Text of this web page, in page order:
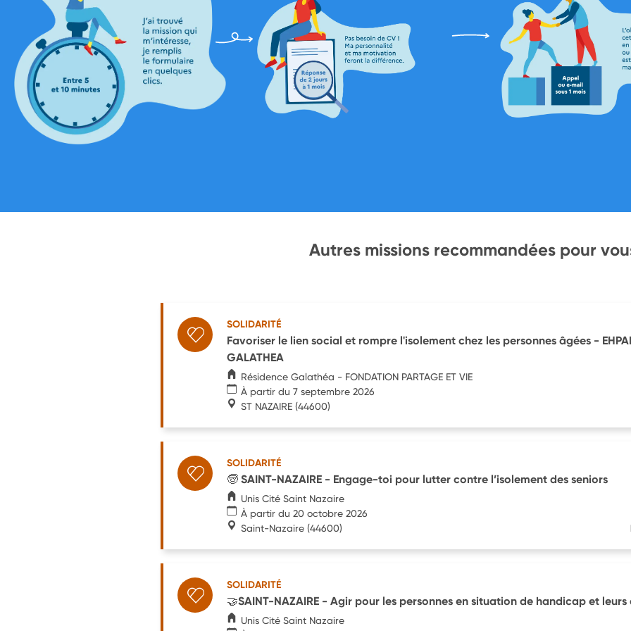
Autres missions recommandées pour
SOLIDARITÉ
Favoriser le lien social et rompre l'isolement chez les personnes âgées -
GALATHEA
Résidence Galathéa - FONDATION PARTAGE ET VIE
À partir du 7 septembre 2026
ST NAZAIRE (44600)
SOLIDARITÉ
🧓 SAINT-NAZAIRE - Engage-toi pour lutter contre l’isolement des seniors
Unis Cité Saint Nazaire
À partir du 20 octobre 2026
Saint-Nazaire (44600)
SOLIDARITÉ
🤝SAINT-NAZAIRE - Agir pour les personnes en situation de handicap et leurs
Unis Cité Saint Nazaire